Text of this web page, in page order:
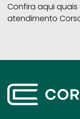
Confira aqui
atendimento